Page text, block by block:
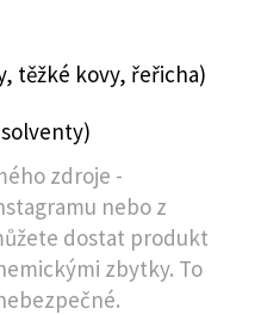
těžké kovy, řeřicha)
zdroje -
nebo z
dostat produkt
zbytky. To